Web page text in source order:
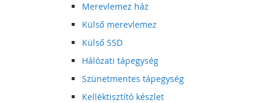
Merevlemez ház
Külső merevlemez
Külső SSD
Hálózati tápegység
Szünetmentes tápegység
Kelléktisztító készlet